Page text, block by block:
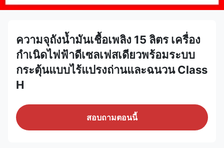
ความจุถังน้ำมันเชื้อเพลิง 15 ลิตร เครื่อง
กำเนิดไฟฟ้าดีเซลเฟสเดียวพร้อมระบบ
กระตุ้นแบบไร้แปรงถ่านและฉนวน Class
H
สอบถามตอนนี้